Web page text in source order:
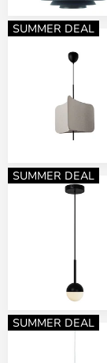
SUMMER DEAL
SUMMER DEAL
SUMMER DEAL